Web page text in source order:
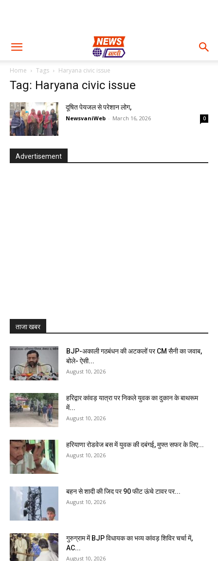
Home Tags Haryana civic issue
Tag: Haryana civic issue
दूषित पेयजल से परेशान लोग,
NewsvaniWeb - March 16, 2026 0
Advertisement
ताजा खबर
BJP-अकाली गठबंधन की अटकलों पर CM सैनी का जवाब,
बोले- ऐसी...
August 10, 2026
हरिद्वार कांवड़ यात्रा पर निकले युवक का दुकान के बाथरूम
में...
August 10, 2026
हरियाणा रोडवेज बस में युवक की दबंगई, मुफ्त सफर के लिए...
August 10, 2026
बहन से शादी की जिद पर 90 फीट ऊंचे टावर पर...
August 10, 2026
गुरुग्राम में BJP विधायक का भव्य कांवड़ शिविर चर्चा में,
AC...
August 10, 2026